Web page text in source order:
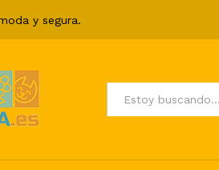
y segura.
Todos
Specification